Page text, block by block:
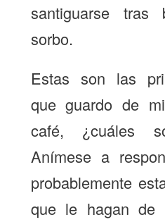
santiguarse
sorbo.
Estas son las
que guardo de
café, ¿cuáles
Anímese a
probablemente
que le hagan de